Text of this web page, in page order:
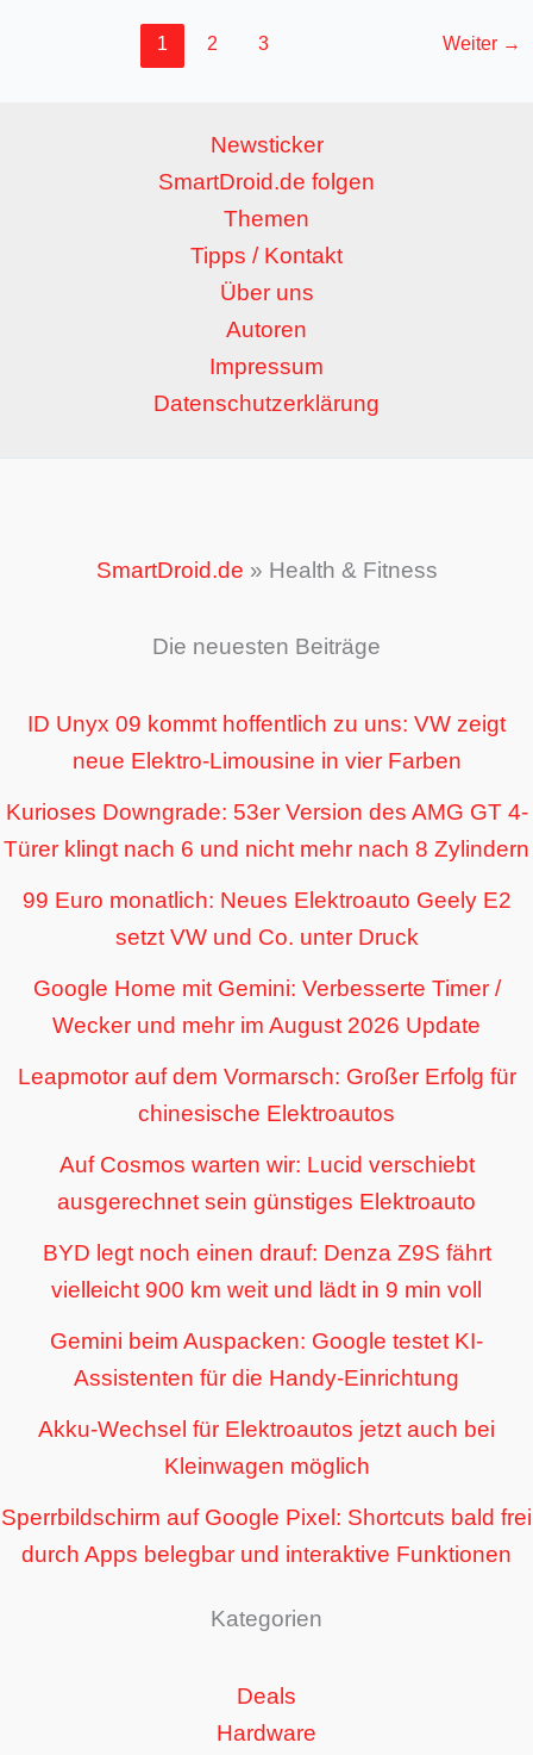
1 2 3 Weiter →
Newsticker
SmartDroid.de folgen
Themen
Tipps / Kontakt
Über uns
Autoren
Impressum
Datenschutzerklärung
SmartDroid.de » Health & Fitness
Die neuesten Beiträge
ID Unyx 09 kommt hoffentlich zu uns: VW zeigt
neue Elektro-Limousine in vier Farben
Kurioses Downgrade: 53er Version des AMG GT 4-
Türer klingt nach 6 und nicht mehr nach 8 Zylindern
99 Euro monatlich: Neues Elektroauto Geely E2
setzt VW und Co. unter Druck
Google Home mit Gemini: Verbesserte Timer /
Wecker und mehr im August 2026 Update
Leapmotor auf dem Vormarsch: Großer Erfolg für
chinesische Elektroautos
Auf Cosmos warten wir: Lucid verschiebt
ausgerechnet sein günstiges Elektroauto
BYD legt noch einen drauf: Denza Z9S fährt
vielleicht 900 km weit und lädt in 9 min voll
Gemini beim Auspacken: Google testet KI-
Assistenten für die Handy-Einrichtung
Akku-Wechsel für Elektroautos jetzt auch bei
Kleinwagen möglich
Sperrbildschirm auf Google Pixel: Shortcuts bald frei
durch Apps belegbar und interaktive Funktionen
Kategorien
Deals
Hardware